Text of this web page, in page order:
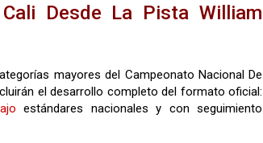
Desde La Pista William
mayores del Campeonato Nacional De
el desarrollo completo del formato oficial:
estándares nacionales y con seguimiento